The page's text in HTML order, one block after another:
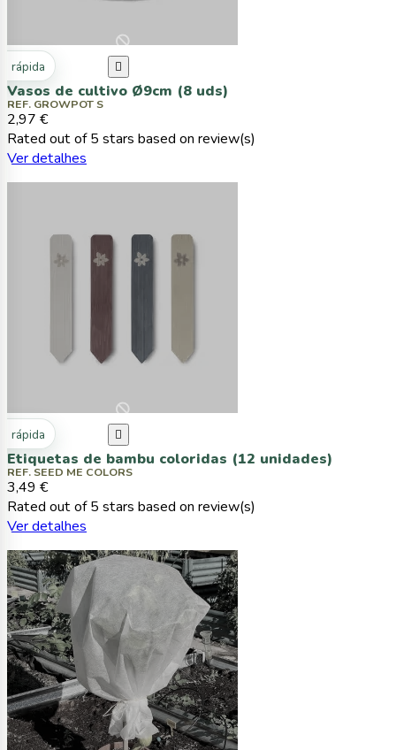
rápida 
Vasos de cultivo Ø9cm (8 uds)
REF. GROWPOT S
2,97 €
Rated out of 5 stars based on review(s)
Ver detalhes
rápida 
Etiquetas de bambu coloridas (12 unidades)
REF. SEED ME COLORS
3,49 €
Rated out of 5 stars based on review(s)
Ver detalhes